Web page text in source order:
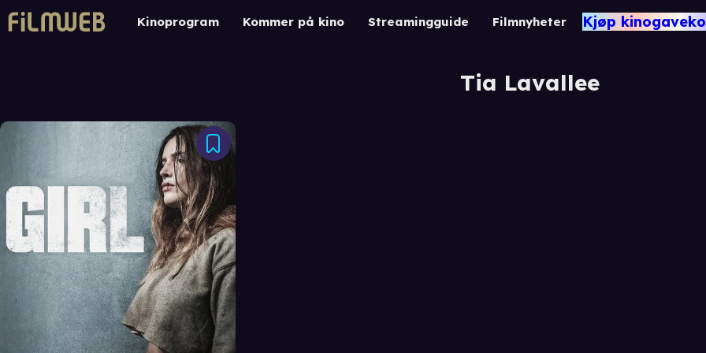
Kinoprogram Kommer på kino Streamingguide Filmnyheter Kjøp
Tia Lavallee